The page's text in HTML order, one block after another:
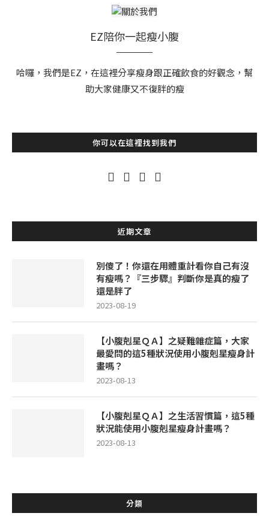
EZ陪你一起瘦小腹
哈囉，我們是EZ，在這裡分享瘦身跟正確飲食的好觀念，幫
助大家健康又不復胖的瘦
你可以在這裡找到我們
近期文章
別傻了！你還在用體重計看你自己有沒
有瘦嗎？『三步驟』判斷你是真的瘦了
還是胖了
2023-08-19
【小腹剋星ＱＡ】之疑難雜症篇，大家
最愛問的這5種狀況使用小腹剋星瘦身計
畫嗎？
2023-08-13
【小腹剋星ＱＡ】之生活習慣篇，這5種
狀況能使用小腹剋星瘦身計畫嗎？
2023-08-13
分類